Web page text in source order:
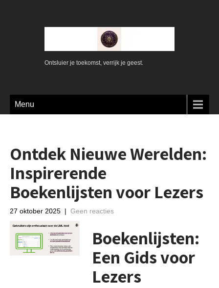
Ontsluier je toekomst, verrijk je geest.
Menu
Ontdek Nieuwe Werelden:
Inspirerende
Boekenlijsten voor Lezers
27 oktober 2025 | Geen reacties
Boekenlijsten:
Een Gids voor
Lezers